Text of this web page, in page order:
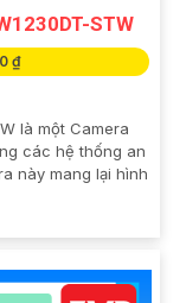
STW
₫
là một Camera
các hệ thống an
này mang lại hình